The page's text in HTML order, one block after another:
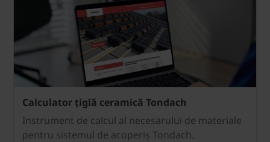
Calculator țiglă ceramică Tondach
Instrument de calcul al necesarului de materiale
pentru sistemul de acoperiș Tondach.